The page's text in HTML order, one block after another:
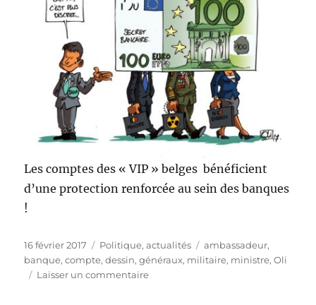
Les comptes des « VIP » belges bénéficient
d’une protection renforcée au sein des banques
!
Publié
le
16 février 2017 Catégories
Politique, actualités Étiquettes
ambassadeur,
banque,compte,dessin,généraux, militaire, ministre,Oli
Laisser un commentairesur